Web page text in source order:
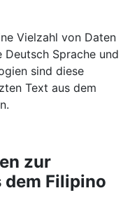
Vielzahl von Daten
Sprache und
sind diese
Text aus dem
zur
dem Filipino